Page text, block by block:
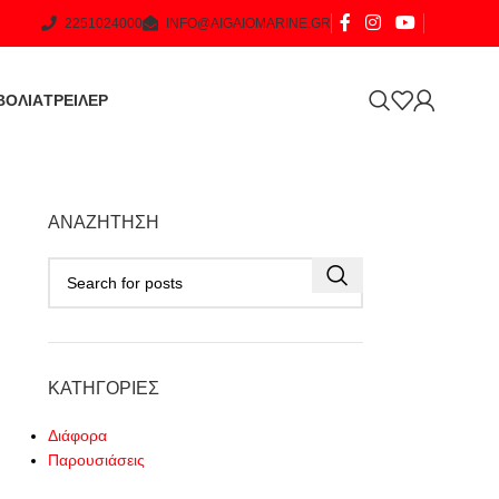
2251024000 INFO@AIGAIOMARINE.GR
ΤΡΕΙΛΕΡ
ΑΝΑΖΉΤΗΣΗ
ΚΑΤΗΓΟΡΊΕΣ
Διάφορα
Παρουσιάσεις